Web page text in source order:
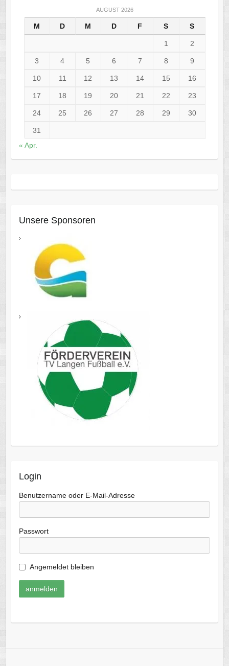
AUGUST 2026
M D M D F S S
1 2
3 4 5 6 7 8 9
10 11 12 13 14 15 16
17 18 19 20 21 22 23
24 25 26 27 28 29 30
31
« Apr.
Unsere Sponsoren
Login
Benutzername oder E-Mail-Adresse
Passwort
Angemeldet bleiben